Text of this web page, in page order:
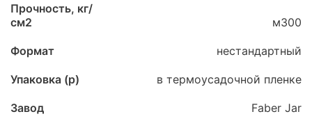
Прочность, кг/
см2
м300
Формат нестандартный
Упаковка (p) в термоусадочной пленке
Завод Faber Jar